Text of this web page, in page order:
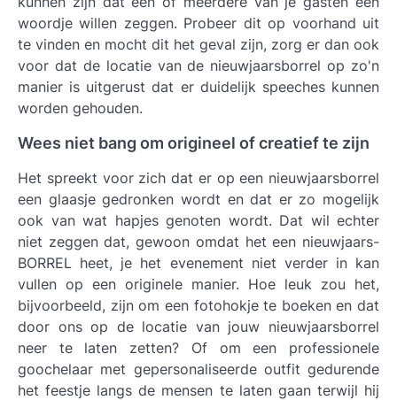
woordje willen zeggen. Probeer dit op voorhand uit
te vinden en mocht dit het geval zijn, zorg er dan ook
voor dat de locatie van de nieuwjaarsborrel op zo'n
manier is uitgerust dat er duidelijk speeches kunnen
worden gehouden.
Wees niet bang om origineel of creatief te zijn
Het spreekt voor zich dat er op een nieuwjaarsborrel
een glaasje gedronken wordt en dat er zo mogelijk
ook van wat hapjes genoten wordt. Dat wil echter
niet zeggen dat, gewoon omdat het een nieuwjaars-
BORREL heet, je het evenement niet verder in kan
vullen op een originele manier. Hoe leuk zou het,
bijvoorbeeld, zijn om een fotohokje te boeken en dat
door ons op de locatie van jouw nieuwjaarsborrel
neer te laten zetten? Of om een professionele
goochelaar met gepersonaliseerde outfit gedurende
het feestje langs de mensen te laten gaan terwijl hij